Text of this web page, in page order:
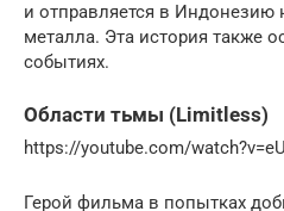
и отправляется в Индонезию
металла. Эта история также
событиях.
Области тьмы (Limitless)
https://youtube.com/
Герой фильма в попытках